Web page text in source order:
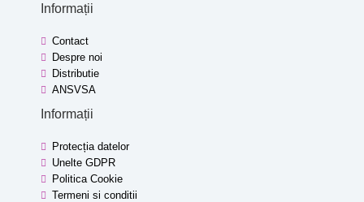
Informații
Contact
Despre noi
Distributie
ANSVSA
Informații
Protecția datelor
Unelte GDPR
Politica Cookie
Termeni si conditii